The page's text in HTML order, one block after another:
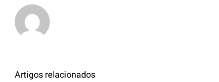
Artigos relacionados